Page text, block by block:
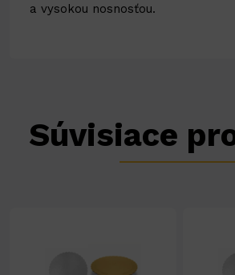
a vysokou nosnosťou.
Súvisiace